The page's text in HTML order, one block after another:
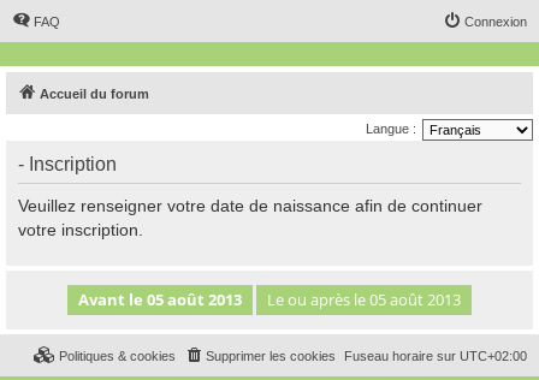
FAQ Connexion
Accueil du forum
Langue :
- Inscription
Veuillez renseigner votre date de naissance afin de continuer
votre inscription.
Fuseau horaire sur UTC+02:00
Supprimer les cookies
Politiques & cookies